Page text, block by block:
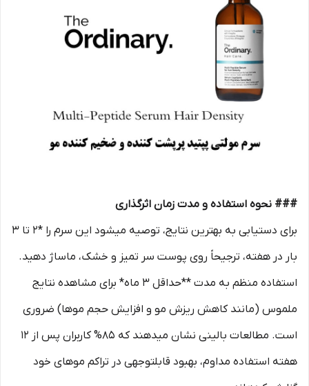
### نحوه استفاده و مدت زمان اثرگذاری
برای دستیابی به بهترین نتایج، توصیه میشود این سرم را *۲ تا ۳
بار در هفته، ترجیحاً روی پوست سر تمیز و خشک، ماساژ دهید.
استفاده منظم به مدت **حداقل ۳ ماه* برای مشاهده نتایج
ملموس (مانند کاهش ریزش مو و افزایش حجم موها) ضروری
است. مطالعات بالینی نشان میدهند که ۸۵% کاربران پس از ۱۲
هفته استفاده مداوم، بهبود قابلتوجهی در تراکم موهای خود